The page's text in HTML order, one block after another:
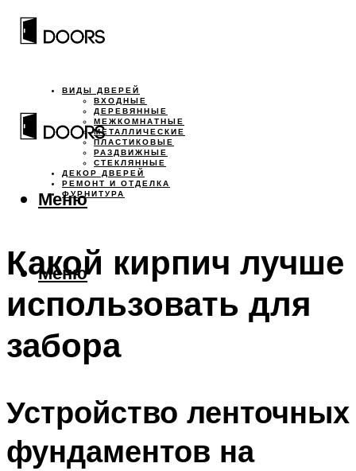
ВИДЫ ДВЕРЕЙ
ВХОДНЫЕ
ДЕРЕВЯННЫЕ
МЕЖКОМНАТНЫЕ
МЕТАЛЛИЧЕСКИЕ
ПЛАСТИКОВЫЕ
РАЗДВИЖНЫЕ
СТЕКЛЯННЫЕ
ДЕКОР ДВЕРЕЙ
РЕМОНТ И ОТДЕЛКА
ФУРНИТУРА
Меню
Меню
Какой кирпич лучше
использовать для
забора
Устройство ленточных
фундаментов на